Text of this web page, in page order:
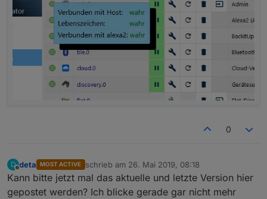
0
D
Offline
deta MOST ACTIVE schrieb am 26. Mai 2019, 08:18
zuletzt editiert von
Kann bitte jetzt mal das aktuelle und letzte Version hier
gepostet werden? Ich blicke gerade gar nicht mehr